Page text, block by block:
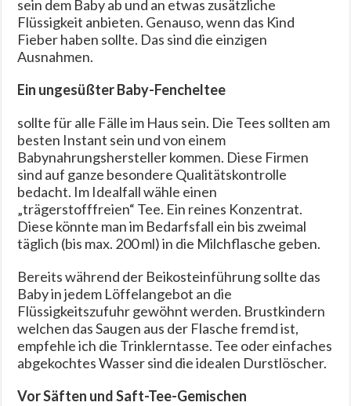
sein dem Baby ab und an etwas zusätzliche
Flüssigkeit anbieten. Genauso, wenn das Kind
Fieber haben sollte. Das sind die einzigen
Ausnahmen.
Ein ungesüßter Baby-Fencheltee
sollte für alle Fälle im Haus sein. Die Tees sollten am
besten Instant sein und von einem
Babynahrungshersteller kommen. Diese Firmen
sind auf ganze besondere Qualitätskontrolle
bedacht. Im Idealfall wähle einen
„trägerstofffreien“ Tee. Ein reines Konzentrat.
Diese könnte man im Bedarfsfall ein bis zweimal
täglich (bis max. 200 ml) in die Milchflasche geben.
Bereits während der Beikosteinführung sollte das
Baby in jedem Löffelangebot an die
Flüssigkeitszufuhr gewöhnt werden. Brustkindern
welchen das Saugen aus der Flasche fremd ist,
empfehle ich die Trinklerntasse. Tee oder einfaches
abgekochtes Wasser sind die idealen Durstlöscher.
Vor Säften und Saft-Tee-Gemischen